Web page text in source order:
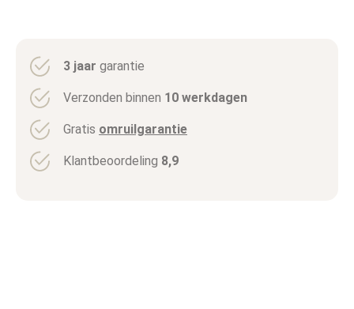
3 jaar garantie
Verzonden binnen 10 werkdagen
Gratis omruilgarantie
Klantbeoordeling 8,9